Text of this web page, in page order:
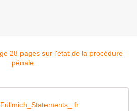
Füllmich_Statements_ fr